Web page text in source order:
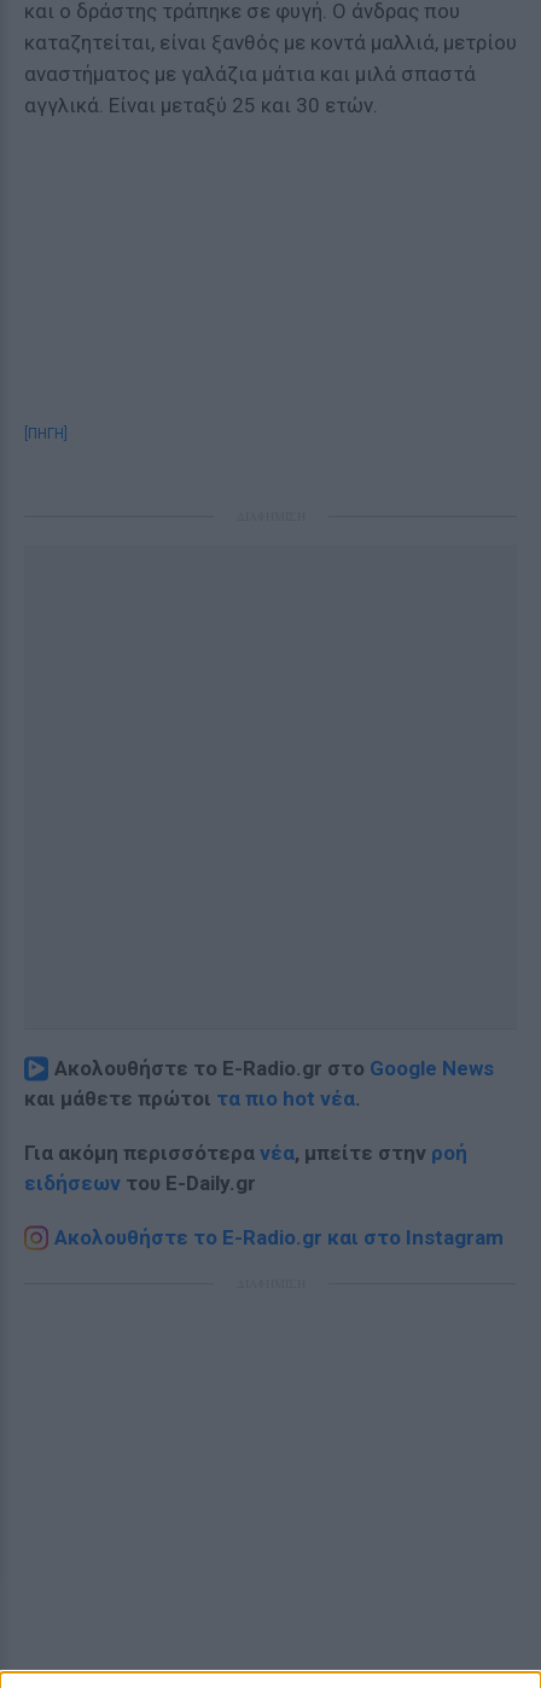
και ο δράστης τράπηκε σε φυγή. Ο άνδρας που
καταζητείται, είναι ξανθός με κοντά μαλλιά, μετρίου
αναστήματος με γαλάζια μάτια και μιλά σπαστά
αγγλικά. Είναι μεταξύ 25 και 30 ετών.
[ΠΗΓΗ]
Ακολουθήστε το E-Radio.gr στο Google News
και μάθετε πρώτοι τα πιο hot νέα.
Για ακόμη περισσότερα νέα, μπείτε στην ροή
ειδήσεων του E-Daily.gr
Ακολουθήστε το E-Radio.gr και στο Instagram